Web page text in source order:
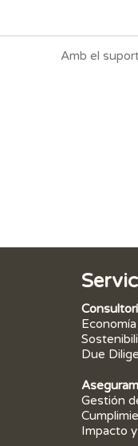
Amb el
Due
Gestión
Impacto